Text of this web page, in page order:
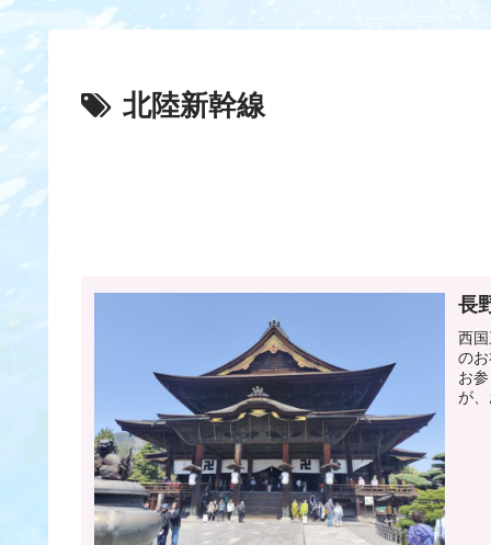
北陸新幹線
長
西
の
お
が